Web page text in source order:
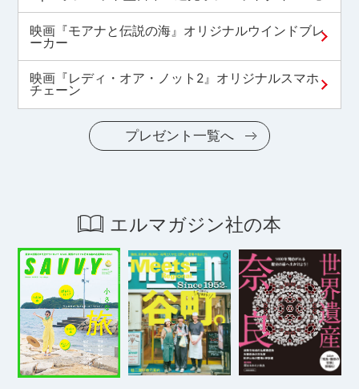
映画『モアナと伝説の海』オリジナルウインドブレ
ーカー
映画『レディ・オア・ノット2』オリジナルスマホ
チェーン
プレゼント一覧へ
エルマガジン社の本